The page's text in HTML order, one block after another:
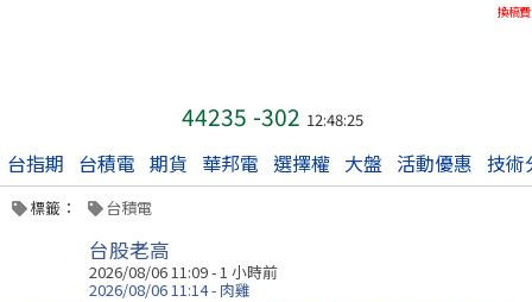
換稿費
44235 -302 12:48:25
台指期 台積電 期貨 華邦電 選擇權 大盤 活動優惠 技術
標籤： 台積電
台股老高
2026/08/06 11:09 -1 小時前
2026/08/06 11:14 - 肉雞